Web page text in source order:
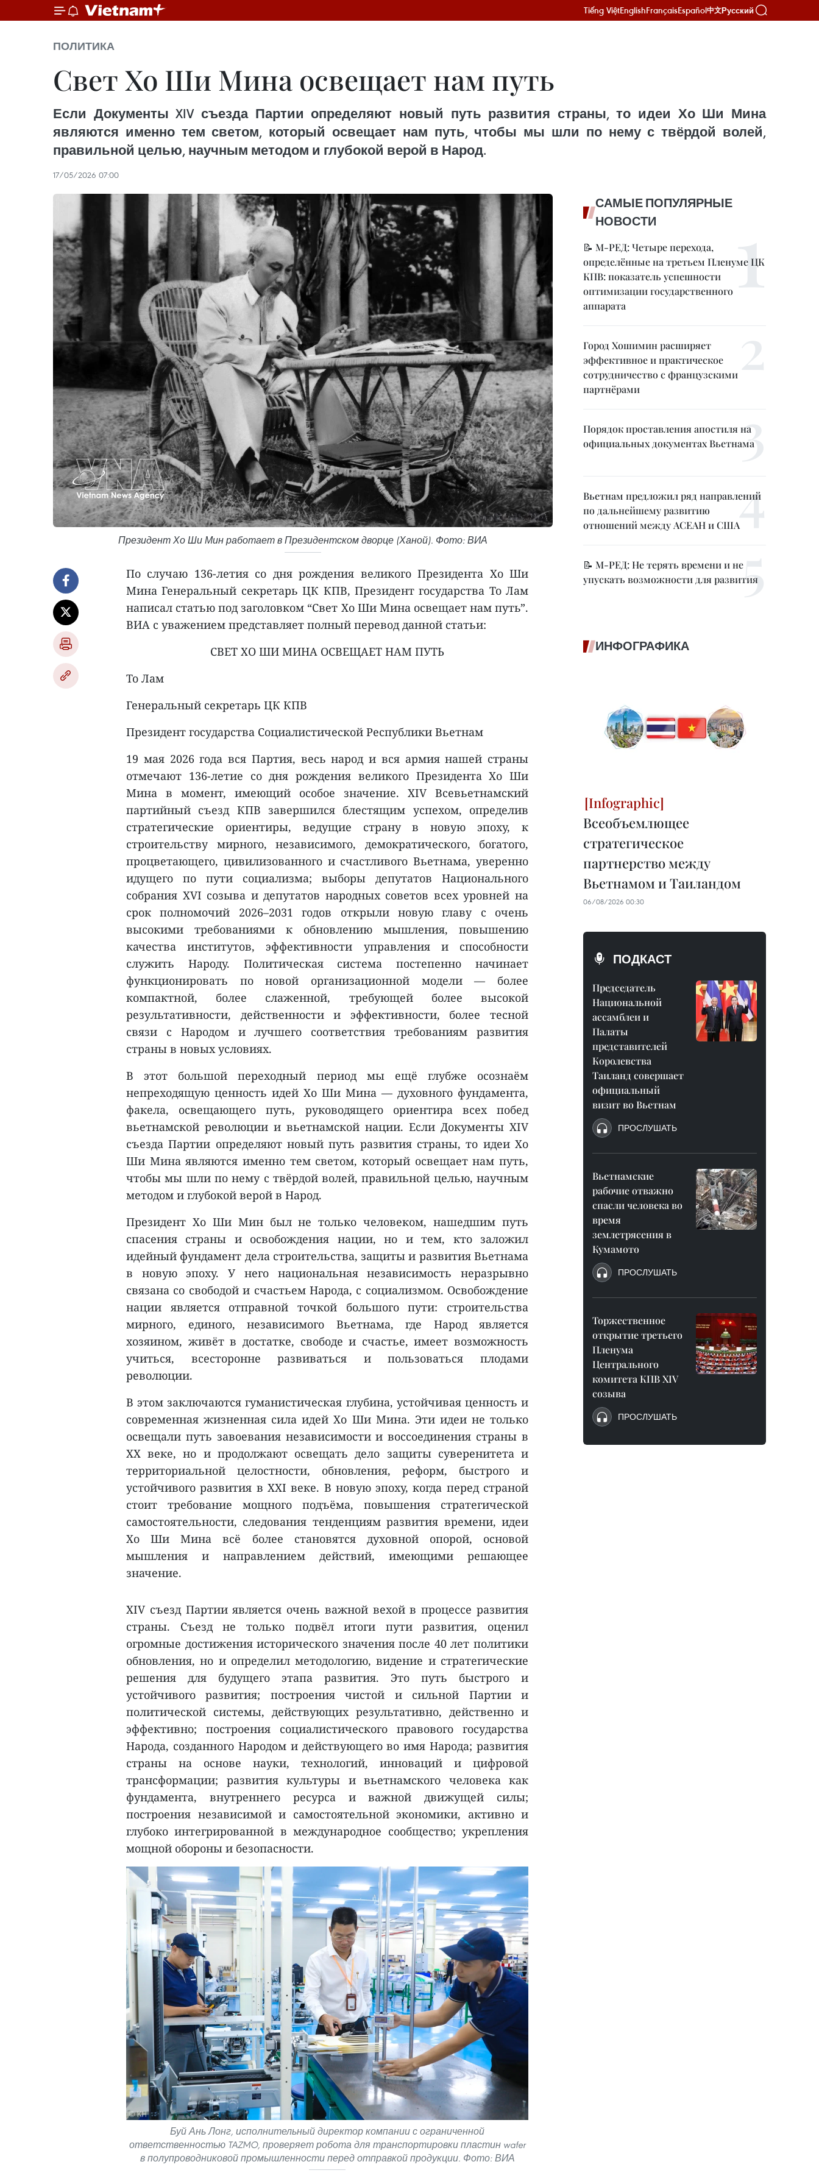
Tiếng ViệtEnglishFrançaisEspañol中文Русский
ПОЛИТИКА
Свет Хо Ши Мина освещает нам путь
Если Документы XIV съезда Партии определяют новый путь развития страны, то идеи Хо Ши Мина
являются именно тем светом, который освещает нам путь, чтобы мы шли по нему с твёрдой волей,
правильной целью, научным методом и глубокой верой в Народ.
17/05/2026 07:00
Президент Хо Ши Мин работает в Президентском дворце (Ханой). Фото: ВИА
По случаю 136-летия со дня рождения великого Президента Хо Ши
Мина Генеральный секретарь ЦК КПВ, Президент государства То Лам
написал статью под заголовком “Свет Хо Ши Мина освещает нам путь”.
ВИА с уважением представляет полный перевод данной статьи:
СВЕТ ХО ШИ МИНА ОСВЕЩАЕТ НАМ ПУТЬ
То Лам
Генеральный секретарь ЦК КПВ
Президент государства Социалистической Республики Вьетнам
19 мая 2026 года вся Партия, весь народ и вся армия нашей страны
отмечают 136-летие со дня рождения великого Президента Хо Ши
Мина в момент, имеющий особое значение. XIV Всевьетнамский
партийный съезд КПВ завершился блестящим успехом, определив
стратегические ориентиры, ведущие страну в новую эпоху, к
строительству мирного, независимого, демократического, богатого,
процветающего, цивилизованного и счастливого Вьетнама, уверенно
идущего по пути социализма; выборы депутатов Национального
собрания XVI созыва и депутатов народных советов всех уровней на
срок полномочий 2026–2031 годов открыли новую главу с очень
высокими требованиями к обновлению мышления, повышению
качества институтов, эффективности управления и способности
служить Народу. Политическая система постепенно начинает
функционировать по новой организационной модели — более
компактной, более слаженной, требующей более высокой
результативности, действенности и эффективности, более тесной
связи с Народом и лучшего соответствия требованиям развития
страны в новых условиях.
В этот большой переходный период мы ещё глубже осознаём
непреходящую ценность идей Хо Ши Мина — духовного фундамента,
факела, освещающего путь, руководящего ориентира всех побед
вьетнамской революции и вьетнамской нации. Если Документы XIV
съезда Партии определяют новый путь развития страны, то идеи Хо
Ши Мина являются именно тем светом, который освещает нам путь,
чтобы мы шли по нему с твёрдой волей, правильной целью, научным
методом и глубокой верой в Народ.
Президент Хо Ши Мин был не только человеком, нашедшим путь
спасения страны и освобождения нации, но и тем, кто заложил
идейный фундамент дела строительства, защиты и развития Вьетнама
в новую эпоху. У него национальная независимость неразрывно
связана со свободой и счастьем Народа, с социализмом. Освобождение
нации является отправной точкой большого пути: строительства
мирного, единого, независимого Вьетнама, где Народ является
хозяином, живёт в достатке, свободе и счастье, имеет возможность
учиться, всесторонне развиваться и пользоваться плодами
революции.
В этом заключаются гуманистическая глубина, устойчивая ценность и
современная жизненная сила идей Хо Ши Мина. Эти идеи не только
освещали путь завоевания независимости и воссоединения страны в
XX веке, но и продолжают освещать дело защиты суверенитета и
территориальной целостности, обновления, реформ, быстрого и
устойчивого развития в XXI веке. В новую эпоху, когда перед страной
стоит требование мощного подъёма, повышения стратегической
самостоятельности, следования тенденциям развития времени, идеи
Хо Ши Мина всё более становятся духовной опорой, основой
мышления и направлением действий, имеющими решающее
значение.
XIV съезд Партии является очень важной вехой в процессе развития
страны. Съезд не только подвёл итоги пути развития, оценил
огромные достижения исторического значения после 40 лет политики
обновления, но и определил методологию, видение и стратегические
решения для будущего этапа развития. Это путь быстрого и
устойчивого развития; построения чистой и сильной Партии и
политической системы, действующих результативно, действенно и
эффективно; построения социалистического правового государства
Народа, созданного Народом и действующего во имя Народа; развития
страны на основе науки, технологий, инноваций и цифровой
трансформации; развития культуры и вьетнамского человека как
фундамента, внутреннего ресурса и важной движущей силы;
построения независимой и самостоятельной экономики, активно и
глубоко интегрированной в международное сообщество; укрепления
мощной обороны и безопасности.
Буй Ань Лонг, исполнительный директор компании с ограниченной
ответственностью TAZMO, проверяет робота для транспортировки пластин wafer
в полупроводниковой промышленности перед отправкой продукции. Фото: ВИА
САМЫЕ ПОПУЛЯРНЫЕ
НОВОСТИ
📝 М-РЕД: Четыре перехода,
определённые на третьем Пленуме ЦК
КПВ: показатель успешности
оптимизации государственного
аппарата
Город Хошимин расширяет
эффективное и практическое
сотрудничество с французскими
партнёрами
Порядок проставления апостиля на
официальных документах Вьетнама
Вьетнам предложил ряд направлений
по дальнейшему развитию
отношений между АСЕАН и США
📝 М-РЕД: Не терять времени и не
упускать возможности для развития
ИНФОГРАФИКА
Всеобъемлющее
стратегическое
партнерство между
Вьетнамом и Таиландом
06/08/2026 00:30
ПОДКАСТ
Председатель
Национальной
ассамблеи и
Палаты
представителей
Королевства
Таиланд совершает
официальный
визит во Вьетнам
ПРОСЛУШАТЬ
Вьетнамские
рабочие отважно
спасли человека во
время
землетрясения в
Кумамото
ПРОСЛУШАТЬ
Торжественное
открытие третьего
Пленума
Центрального
комитета КПВ XIV
созыва
ПРОСЛУШАТЬ